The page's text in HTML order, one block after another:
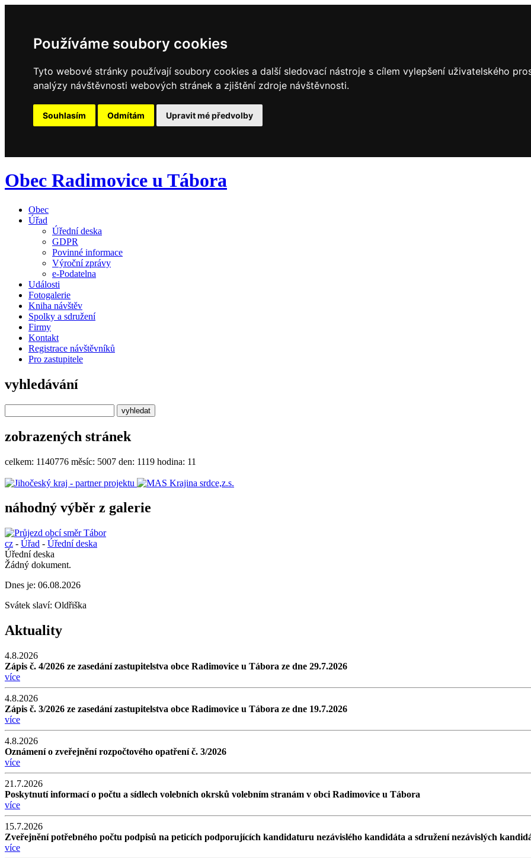
Používáme soubory cookies
Tyto webové stránky používají soubory cookies a další sledovací nástroje s cílem vylepšení uživatelského
analýzy návštěvnosti webových stránek a zjištění zdroje návštěvnosti.
Souhlasím Odmítám Upravit mé předvolby
Obec Radimovice u Tábora
Obec
Úřad
Úřední deska
GDPR
Povinné informace
Výroční zprávy
e-Podatelna
Události
Fotogalerie
Kniha návštěv
Spolky a sdružení
Firmy
Kontakt
Registrace návštěvníků
Pro zastupitele
vyhledávání
zobrazených stránek
celkem: 1140776 měsíc: 5007 den: 1119 hodina: 11
náhodný výběr z galerie
cz - Úřad - Úřední deska
Úřední deska
Žádný dokument.
Dnes je: 06.08.2026
Svátek slaví: Oldřiška
Aktuality
4.8.2026
Zápis č. 4/2026 ze zasedání zastupitelstva obce Radimovice u Tábora ze dne 29.7.2026
více
4.8.2026
Zápis č. 3/2026 ze zasedání zastupitelstva obce Radimovice u Tábora ze dne 19.7.2026
více
4.8.2026
Oznámení o zveřejnění rozpočtového opatření č. 3/2026
více
21.7.2026
Poskytnutí informací o počtu a sídlech volebních okrsků volebním stranám v obci Radimovice u Tábora
více
15.7.2026
Zveřejnění potřebného počtu podpisů na peticích podporujících kandidaturu nezávislého kandidáta a sdružení nezávislých
více